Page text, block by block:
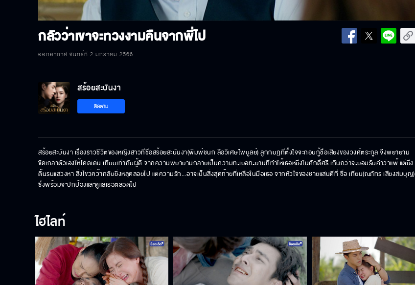
กลัวว่าเขาจะทวงงามคืนจากพี่ไป
ออกอากาศ จันทร์ที่ 2 มกราคม 2566
สร้อยสะบันงา
ติดตาม
สร้อยสะบันงา เรื่องราวชีวิตของหญิงสาวที่ชื่อสร้อยสะบันงา(พิมพ์ชนก ลือวิเศษไพบูลย์) ลูกกบฏที่ตั้งใจจะกอบกู้ชื่อเสียงของวงศ์ตระกูล จึงพยายาม
ขัดเกลาตัวเองให้โดดเด่น เทียบเท่ากับผู้ดี จากความพยายามกลายเป็นความทะเยอทะยานที่ทำให้เธอหยิ่งในศักดิ์ศรี เกินกว่าจะยอมรับคำว่าแพ้ แต่ยิ่ง
ดิ้นรนแสวงหา สิ่งไขว่คว้ากลับยิ่งหลุดลอยไป แต่ความรัก...อาจเป็นสิ่งสุดท้ายที่เหลือในมือเธอ จากหัวใจของชายแสนดีที่ ชื่อ เทียน(ณภัทร เสียงสมบุญ)
ซึ่งพร้อมจะปกป้องและดูแลเธอตลอดไป
ไฮไลท์